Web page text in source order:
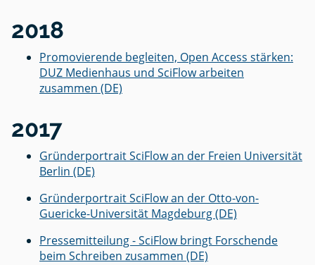
2018
Promovierende begleiten, Open Access stärken:
DUZ Medienhaus und SciFlow arbeiten
zusammen (DE)
2017
Gründerportrait SciFlow an der Freien Universität
Berlin (DE)
Gründerportrait SciFlow an der Otto-von-
Guericke-Universität Magdeburg (DE)
Pressemitteilung - SciFlow bringt Forschende
beim Schreiben zusammen (DE)